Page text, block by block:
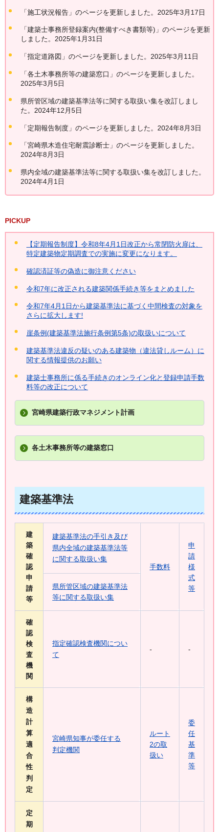
「施工状況報告」のページを更新しました。2025年3月17日
「建築士事務所登録案内(整備すべき書類等)」のページを更新
しました。2025年1月31日
「指定道路図」のページを更新しました。2025年3月11日
「各土木事務所等の建築窓口」のページを更新しました。
2025年3月5日
県所管区域の建築基準法等に関する取扱い集を改訂しまし
た。2024年12月5日
「定期報告制度」のページを更新しました。2024年8月3日
「宮崎県木造住宅耐震診断士」のページを更新しました。
2024年8月3日
県内全域の建築基準法等に関する取扱い集を改訂しました。
2024年4月1日
PICKUP
【定期報告制度】令和8年4月1日改正から常閉防火扉は、
特定建築物定期調査での実施に変更になります。
確認済証等の偽造に御注意ください
令和7年に改正される建築関係手続き等をまとめました
令和7年4月1日から建築基準法に基づく中間検査の対象を
さらに拡大します!
崖条例(建築基準法施行条例第5条)の取扱いについて
建築基準法違反の疑いのある建築物（違法貸しルーム）に
関する情報提供のお願い
建築士事務所に係る手続きのオンライン化と登録申請手数
料等の改正について
宮崎県建築行政マネジメント計画
各土木事務所等の建築窓口
建築基準法
建
築
確
認
申
請
等
建築基準法の手引き及び
県内全域の建築基準法等
に関する取扱い集
手数料
申
請
様
式
等
県所管区域の建築基準法
等に関する取扱い集
確
認
検
査
機
関
指定確認検査機関につい
て
- -
構
造
計
算
適
合
性
判
定
宮崎県知事が委任する
判定機関
ルート
2の取
扱い
委
任
基
準
等
定
期